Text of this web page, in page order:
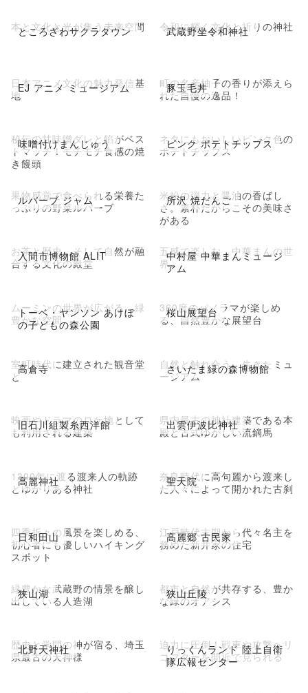
ところざわサクラタウン
本と文化と光が集う未来空間 武蔵野坐令和神社
令和に輝く文化と祈りの神社
EJ アニメ ミュージアム
日本アニメ文化の魅力発信基
地
豚玉毛丼
町の名産柚子の香りが添えら
れた自慢の逸品！
味噌付けまんじゅう
秘伝の甘味噌ダレと餡がベス
トマッチ！モチモチ食感の焼
き饅頭
ピンク ポテトチップス
ネタにもおいしいピンク色の
ポテトチップス
ルバーブ ジャム
果物感覚で食べられる栄養た
っぷりの野菜ルバーブ
所沢 焼だんご
米粉の弾力と醤油の香ばし
さ。素朴だからこその美味さ
がある
入間市博物館 ALIT
お茶と歴史、そして自然が融
合する文化の殿堂
中村屋 中華まんミュージ
アム
五感で楽しむ、中華まんの世
界
トーベ・ヤンソン あけぼ
の子どもの森公園
ムーミンの世界が広がる、緑
豊かな空間
桜山展望台
360度のパノラマが楽しめ
る、自然豊かな展望台
高倉寺
室町時代に建立された観音堂
と
さいたま緑の森博物館
自然と触れ合う、生きたミュ
ージアム
旧石川組製糸西洋館
映画やドラマのロケ地として
も利用される建築
出雲伊波比神社
県内最古の神社建築である本
殿と古式ゆかしい流鏑馬
高麗神社
1300年に渡る渡来人の軌跡
とゆかりある神社
聖天院
奈良時代に高句麗から渡来し
た人々によって開かれた古刹
日和田山
四季折々の風景を楽しめる、
初心者にも優しいハイキング
スポット
高麗郷 古民家
江戸時代末期から代々名主を
務めた新井家の住宅
狭山湖
緑豊かな武蔵野の情景を醸し
出している人造湖
狭山丘陵
都市と自然が共存する、豊か
な緑のオアシス
北野天神社
歴史と学問の神が宿る、埼玉
県最古の天神様
りっくんランド 陸上自衛
隊広報センター
迫力に圧倒！戦車や攻撃ヘリ
コプターを間近で見られる